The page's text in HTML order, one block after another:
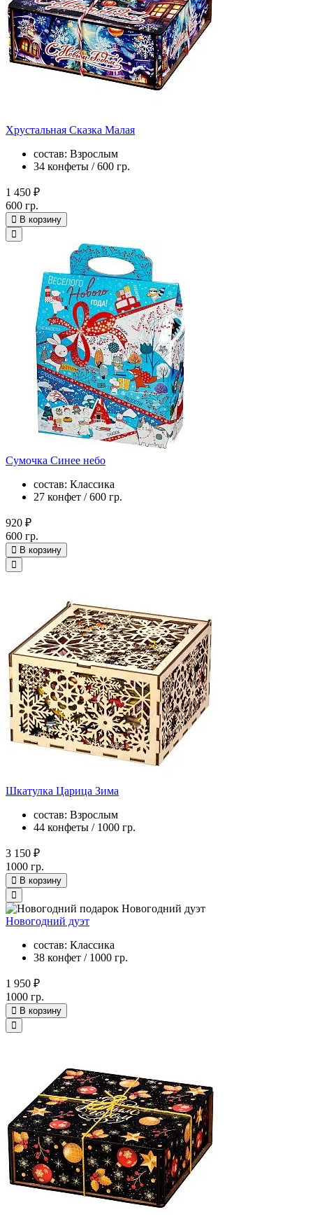
Хрустальная Сказка Малая
состав: Взрослым
34 конфеты / 600 гр.
1 450 ₽
600 гр.
В корзину
Сумочка Синее небо
состав: Классика
27 конфет / 600 гр.
920 ₽
600 гр.
В корзину
Шкатулка Царица Зима
состав: Взрослым
44 конфеты / 1000 гр.
3 150 ₽
1000 гр.
В корзину
Новогодний дуэт
состав: Классика
38 конфет / 1000 гр.
1 950 ₽
1000 гр.
В корзину